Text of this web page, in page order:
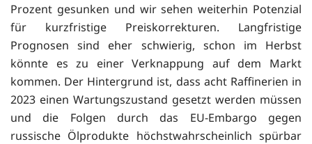
Prozent gesunken und wir sehen weiterhin Potenzial
für kurzfristige Preiskorrekturen. Langfristige
Prognosen sind eher schwierig, schon im Herbst
könnte es zu einer Verknappung auf dem Markt
kommen. Der Hintergrund ist, dass acht Raffinerien in
2023 einen Wartungszustand gesetzt werden müssen
und die Folgen durch das EU-Embargo gegen
russische Ölprodukte höchstwahrscheinlich spürbar